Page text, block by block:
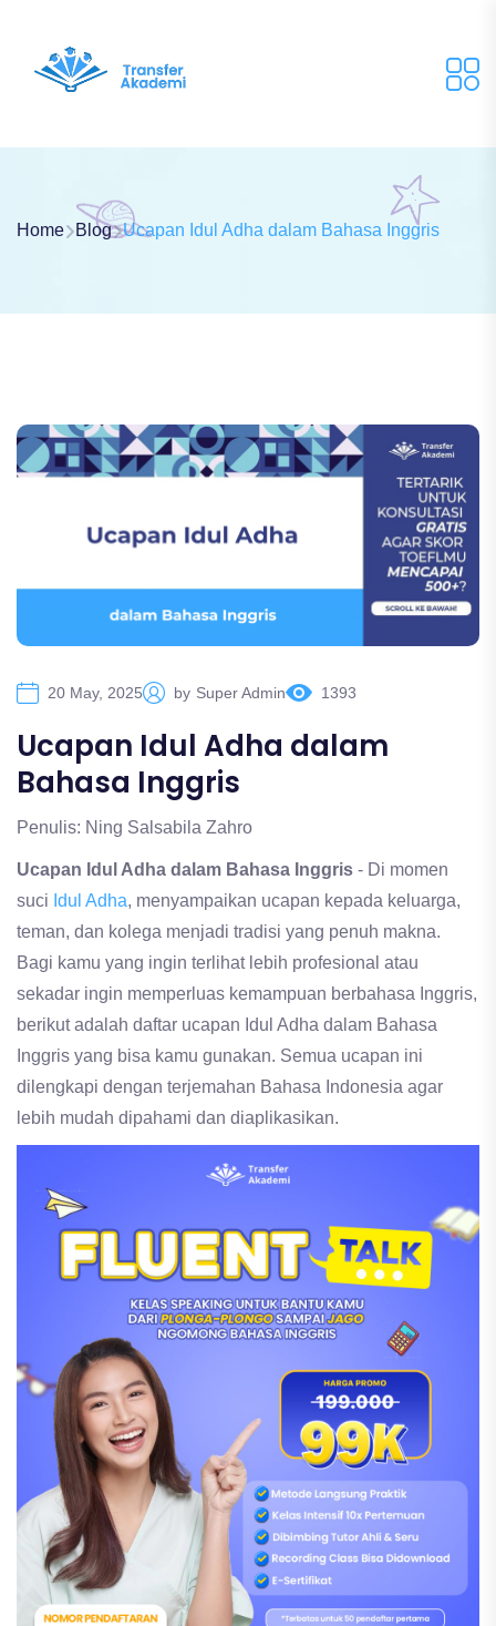
Home Blog Ucapan Idul Adha dalam Bahasa Inggris
20 May, 2025 by Super Admin 1393
Ucapan Idul Adha dalam
Bahasa Inggris
Penulis: Ning Salsabila Zahro
Ucapan Idul Adha dalam Bahasa Inggris - Di momen
suci Idul Adha, menyampaikan ucapan kepada keluarga,
teman, dan kolega menjadi tradisi yang penuh makna.
Bagi kamu yang ingin terlihat lebih profesional atau
sekadar ingin memperluas kemampuan berbahasa Inggris,
berikut adalah daftar ucapan Idul Adha dalam Bahasa
Inggris yang bisa kamu gunakan. Semua ucapan ini
dilengkapi dengan terjemahan Bahasa Indonesia agar
lebih mudah dipahami dan diaplikasikan.